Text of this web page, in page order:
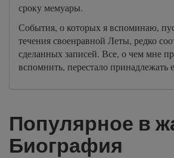
сроку мемуары.
События, о которых я вспоминаю,
течения своенравной Леты, редко
сделанных записей. Все, о чем мне
вспомнить, перестало принадлежать
Популярное в
Биография